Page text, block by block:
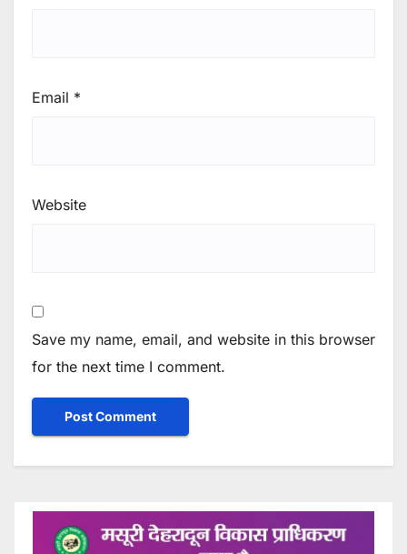
Email *
Website
Save my name, email, and website in this browser
for the next time I comment.